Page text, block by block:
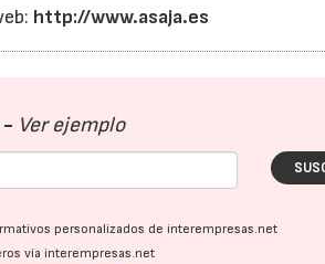
http://www.asaja.es
- Ver ejemplo
personalizados de interempresas.net
vía interempresas.net